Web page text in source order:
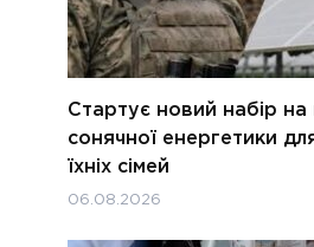
Стартує новий набір на
сонячної енергетики
їхніх сімей
06.08.2026